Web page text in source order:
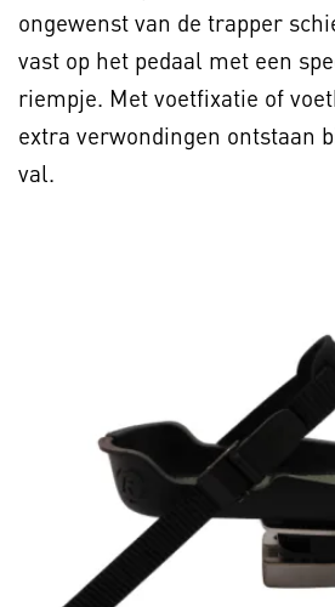
ongewenst van de trapper
vast op het pedaal met een
riempje. Met voetfixatie of
extra verwondingen ontstaan
val.